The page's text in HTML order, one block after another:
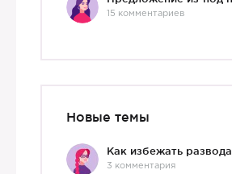
15 комментариев
Новые темы
Как избежать развода
3 комментария